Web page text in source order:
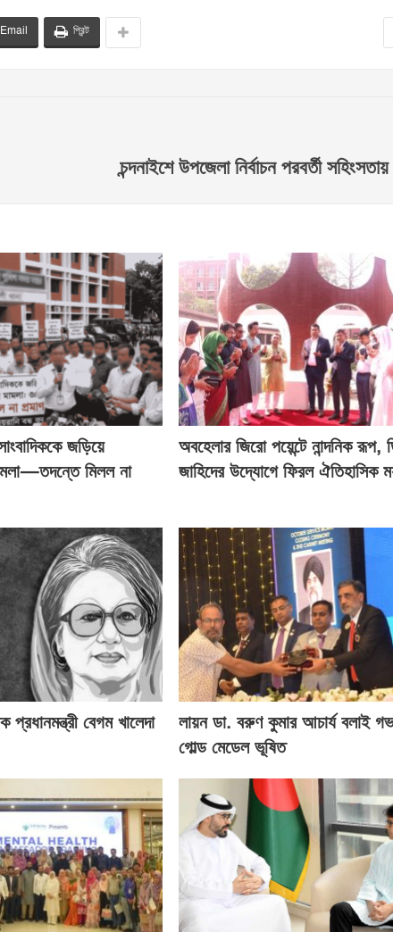
Email প্রিন্ট
চন্দনাইশে উপজেলা নির্বাচন পরবর্তী
জড়িয়ে
মিলল না
অবহেলার জিরো পয়েন্টে নান্দনিক রূপ,
জাহিদের উদ্যোগে ফিরল ঐতিহাসিক
প্রধানমন্ত্রী বেগম খালেদা
লায়ন ডা. বরুণ কুমার আচার্য বলাই
গোল্ড মেডেল ভূষিত